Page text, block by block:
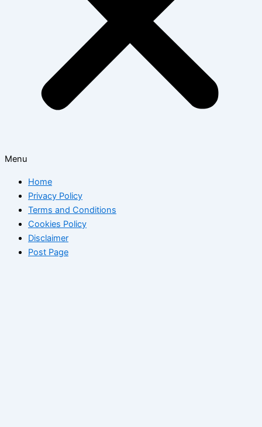
Menu
Home
Privacy Policy
Terms and Conditions
Cookies Policy
Disclaimer
Post Page